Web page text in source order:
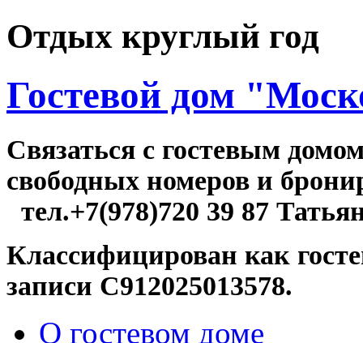
Отдых круглый год
Гостевой дом
Связаться c гостевым
свободных
тел.+7(978)720 39 87
Классифицирован как
записи С912025013578.
О гостевом доме